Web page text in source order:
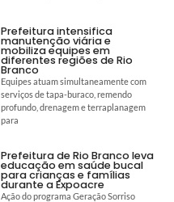
Prefeitura intensifica
manutenção viária e
mobiliza equipes em
diferentes regiões de Rio
Branco
Equipes atuam simultaneamente com
serviços de tapa-buraco, remendo
profundo, drenagem e terraplanagem
para
Prefeitura de Rio Branco leva
educação em saúde bucal
para crianças e famílias
durante a Expoacre
Ação do programa Geração Sorriso